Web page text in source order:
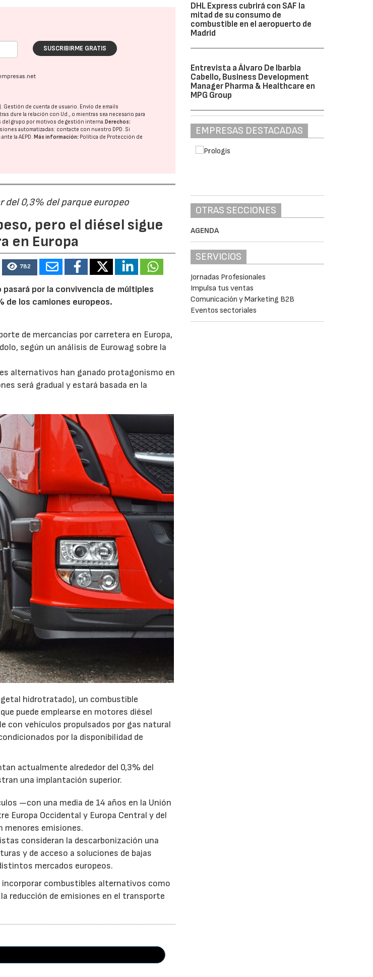
SUSCRIBIRME GRATIS
de cuenta de usuario. Envío de emails
dure la relación con Ud., o mientras sea necesario para
del grupo por motivos de gestión interna.Derechos:
automatizadas: contacte con nuestro DPD. Si
ante laAEPD.Más información: Política de Protección de
0,3% del parque europeo
pero el diésel sigue
en Europa
782
por la convivencia de múltiples
de los camiones europeos.
de mercancías por carretera en Europa,
según un análisis de Eurowag sobre la
alternativos han ganado protagonismo en
será gradual y estará basada en la
hidrotratado), un combustible
puede emplearse en motores diésel
con vehículos propulsados por gas natural
por la disponibilidad de
actualmente alrededor del 0,3% del
una implantación superior.
—con una media de 14 años en la Unión
Europa Occidental y Europa Central y del
menores emisiones.
consideran la descarbonización una
y de acceso a soluciones de bajas
mercados europeos.
incorporar combustibles alternativos como
reducción de emisiones en el transporte
DHL Express cubrirá con SAF la
mitad de su consumo de
combustible en el aeropuerto de
Madrid
Entrevista a Álvaro De Ibarbia
Cabello, Business Development
Manager Pharma & Healthcare en
MPG Group
EMPRESAS DESTACADAS
OTRAS SECCIONES
AGENDA
SERVICIOS
Jornadas Profesionales
Impulsa tus ventas
Comunicación y Marketing B2B
Eventos sectoriales